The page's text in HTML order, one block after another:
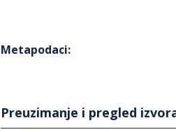
Metapodaci:
Preuzimanje i pregled